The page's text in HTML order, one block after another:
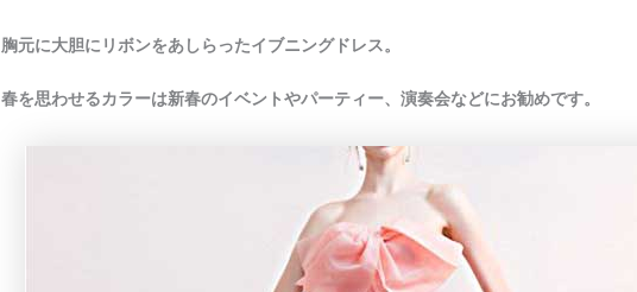
胸元に大胆にリボンをあしらったイブニングドレス。
春を思わせるカラーは新春のイベントやパーティー、演奏会などにお勧めです。